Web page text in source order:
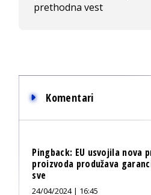
prethodna vest
Komentari
Pingback: EU usvojila nova
proizvoda produžava
sve
24/04/2024 | 16:45